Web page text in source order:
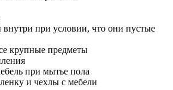
при условии, что они пустые
крупные предметы
при мытье пола
и чехлы с мебели